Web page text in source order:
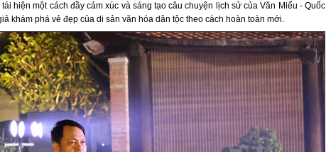
hiện một cách đầy cảm xúc và sáng tạo câu chuyện lịch sử của Văn Miếu - Quốc
khám phá vẻ đẹp của di sản văn hóa dân tộc theo cách hoàn toàn mới.